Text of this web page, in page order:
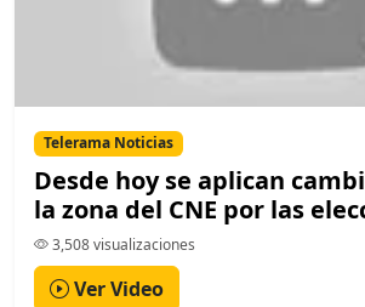
Telerama Noticias
Desde hoy se aplican
la zona del CNE por las
3,508 visualizaciones
Ver Video